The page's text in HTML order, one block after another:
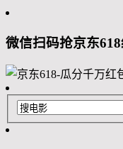
微信扫码抢京东